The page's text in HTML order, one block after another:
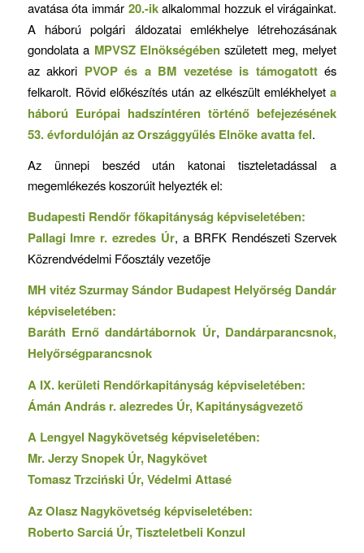
avatása óta immár 20.-ikalkalommal hozzuk el virágainkat.
A háború polgári áldozatai emlékhelye létrehozásának
gondolata a MPVSZ Elnökségébenszületett meg, melyet
az akkori PVOP és a BM vezetése is támogatottés
felkarolt. Rövid előkészítés után az elkészült emlékhelyeta
háború Európai hadszíntéren történő befejezésének
53. évfordulóján az Országgyűlés Elnöke avatta fel.
Az ünnepi beszéd után katonai tiszteletadással a
megemlékezés koszorúit helyezték el:
Budapesti Rendőr főkapitányság képviseletében:
Pallagi Imre r. ezredes Úr, a BRFK Rendészeti Szervek
Közrendvédelmi Főosztály vezetője
MH vitéz Szurmay Sándor Budapest Helyőrség Dandár
képviseletében:
Baráth Ernő dandártábornok Úr, Dandárparancsnok,
Helyőrségparancsnok
A IX. kerületi Rendőrkapitányság képviseletében:
Ámán András r. alezredes Úr, Kapitányságvezető
A Lengyel Nagykövetség képviseletében:
Mr. Jerzy Snopek Úr, Nagykövet
Tomasz Trzciński Úr, Védelmi Attasé
Az Olasz Nagykövetség képviseletében:
Roberto Sarciá Úr, Tiszteletbeli Konzul